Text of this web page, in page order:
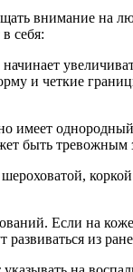
внимание на
себя:
и четкие
быть тревожным
Если на
из